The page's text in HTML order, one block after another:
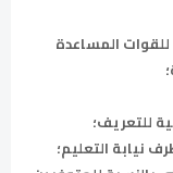
المساعدة
للتعريف؛
التعليم؛